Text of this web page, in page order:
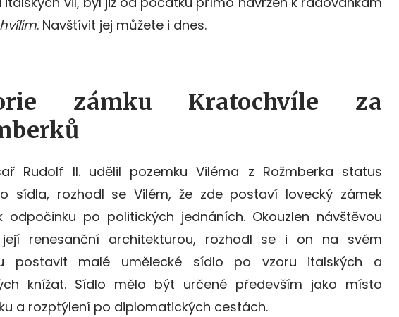
. Navštívit jej můžete i dnes.
zámku Kratochvíle za
Rudolf II. udělil pozemku Viléma z Rožmberka status
sídla, rozhodl se Vilém, že zde postaví lovecký zámek
odpočinku po politických jednáních. Okouzlen návštěvou
renesanční architekturou, rozhodl se i on na svém
postavit malé umělecké sídlo po vzoru italských a
knížat. Sídlo mělo být určené především jako místo
a rozptýlení po diplomatických cestách.